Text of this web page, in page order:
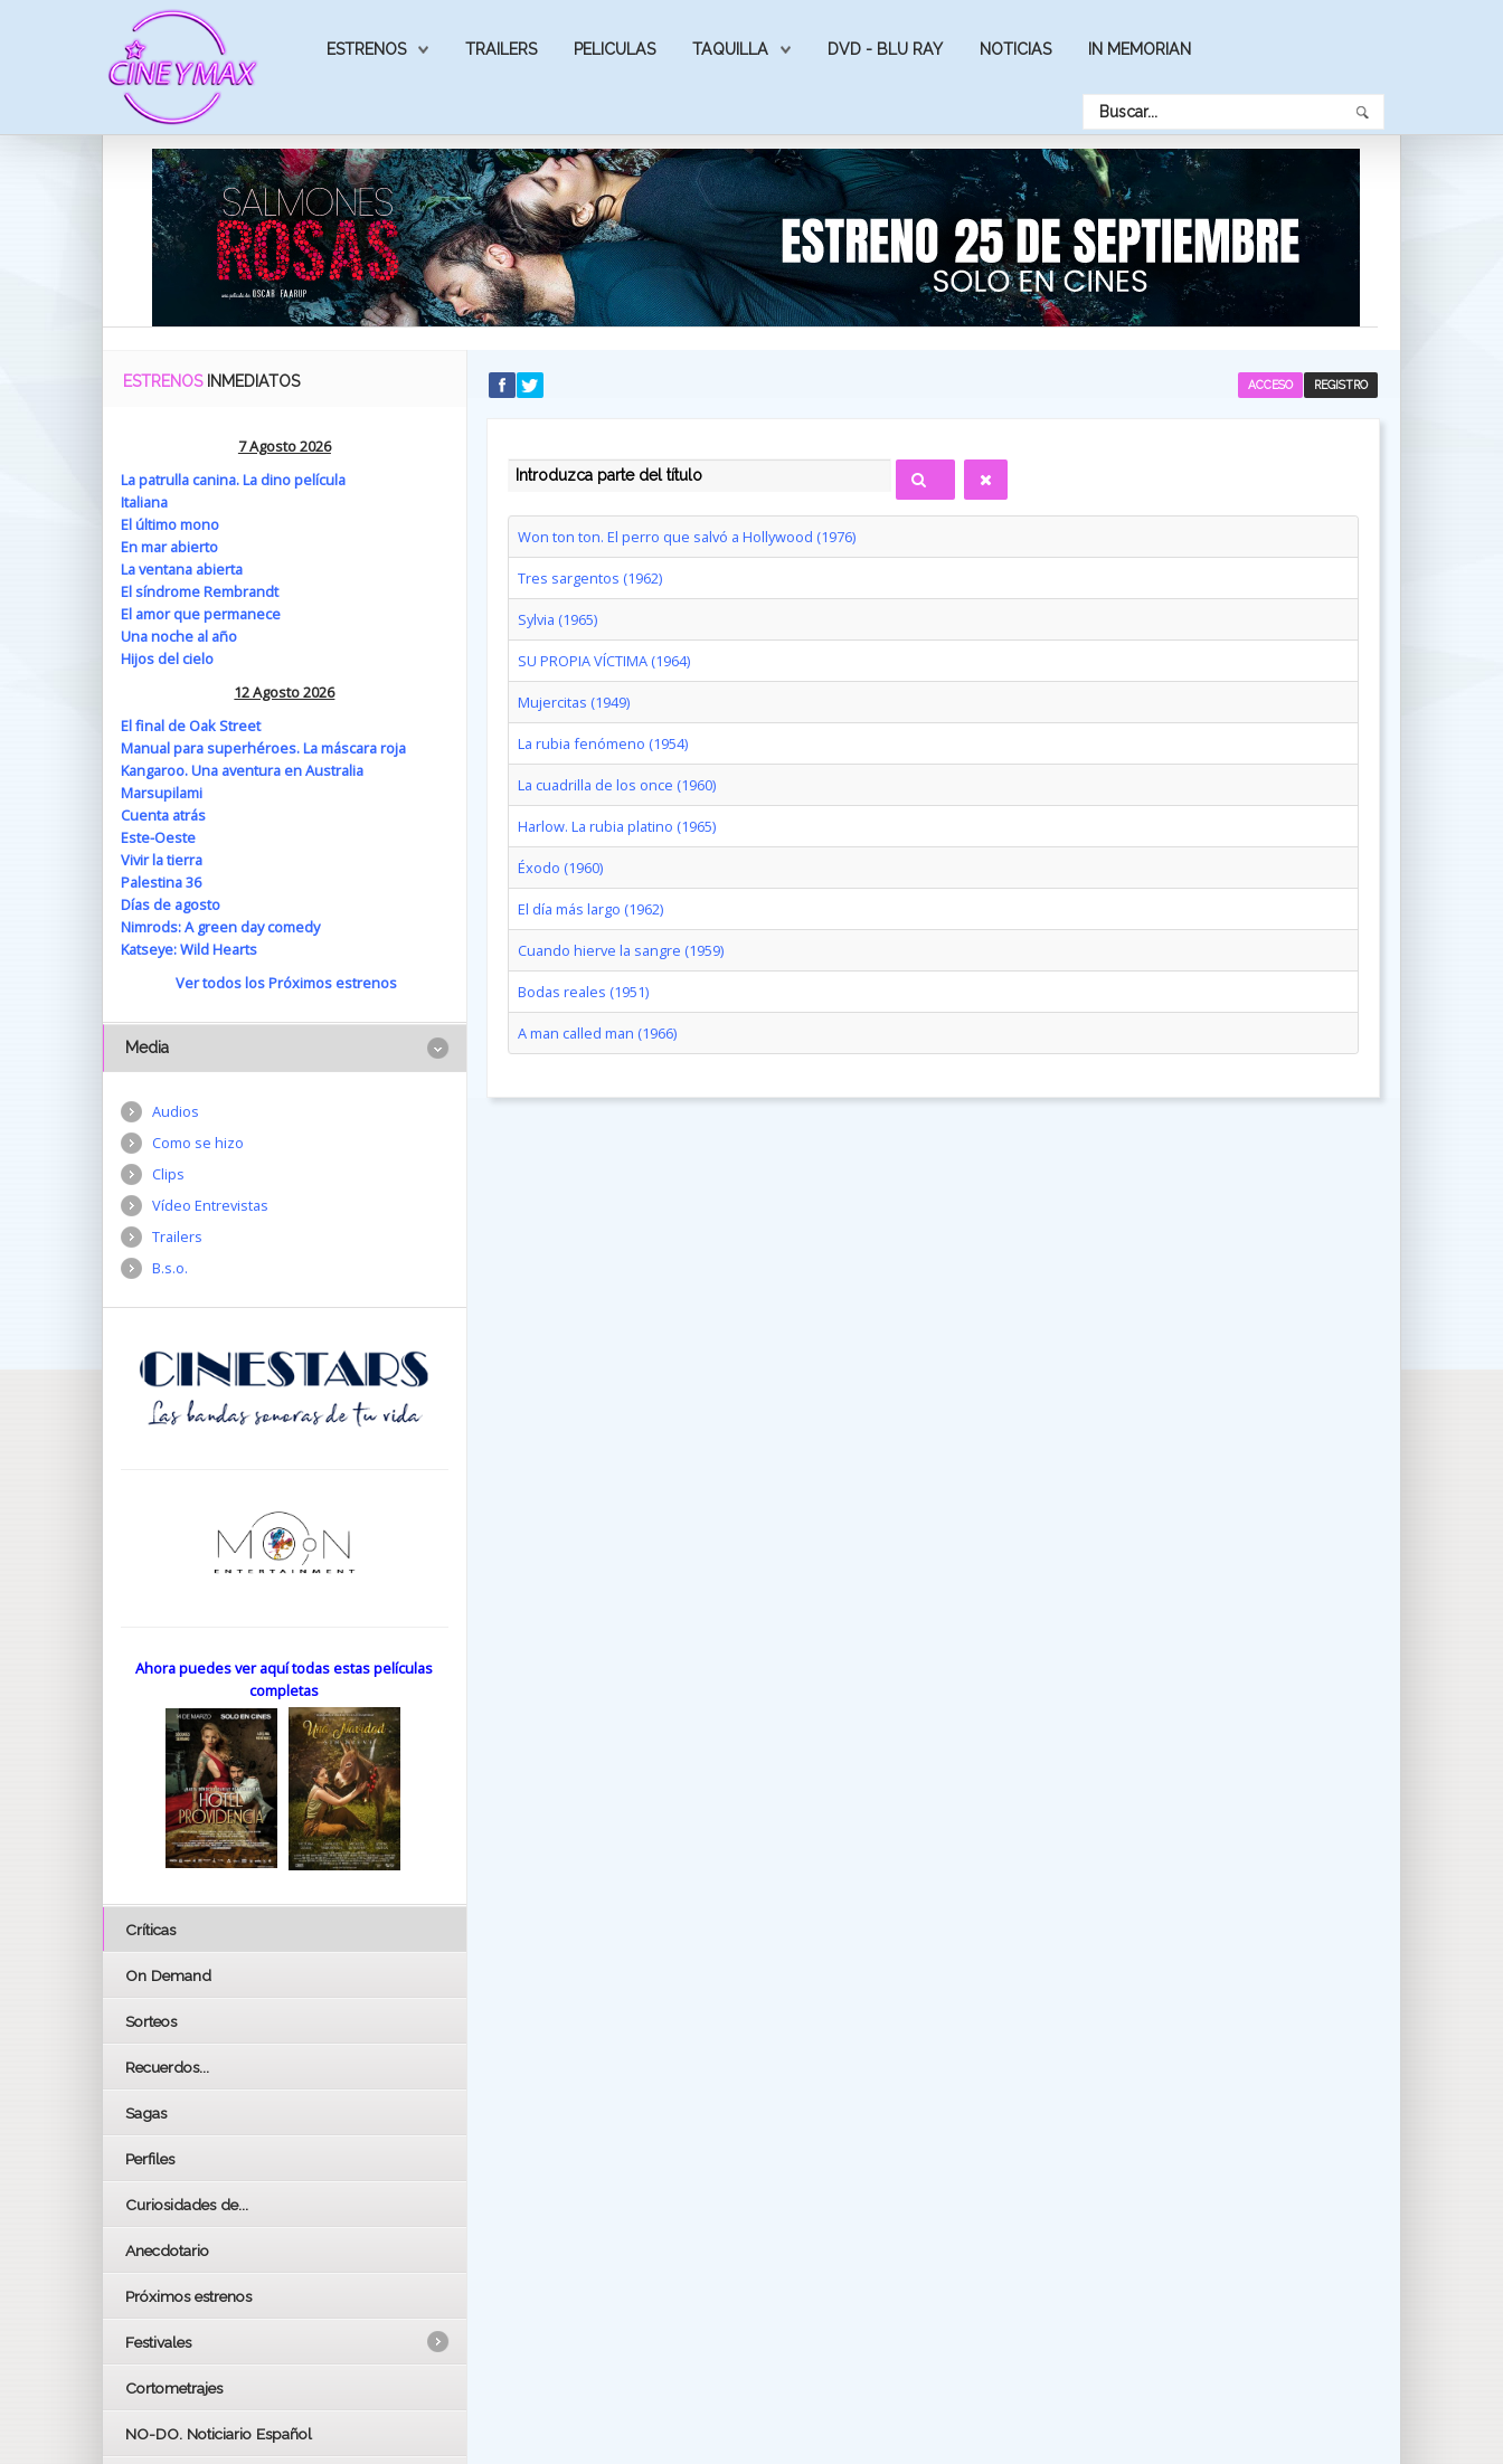
ESTRENOS TRAILERS PELICULAS TAQUILLA DVD - BLU RAY NOTICIAS IN MEMORIAN
REGISTRO
ACCESO
INTRODUZCA PARTE DEL TÍTULO
Won ton ton. El perro que salvó a Hollywood (1976)
Tres sargentos (1962)
Sylvia (1965)
SU PROPIA VÍCTIMA (1964)
Mujercitas (1949)
La rubia fenómeno (1954)
La cuadrilla de los once (1960)
Harlow. La rubia platino (1965)
Éxodo (1960)
El día más largo (1962)
Cuando hierve la sangre (1959)
Bodas reales (1951)
A man called man (1966)
ESTRENOS INMEDIATOS
7 Agosto 2026
La patrulla canina. La dino película
Italiana
El último mono
En mar abierto
La ventana abierta
El síndrome Rembrandt
El amor que permanece
Una noche al año
Hijos del cielo
12 Agosto 2026
El final de Oak Street
Manual para superhéroes. La máscara roja
Kangaroo. Una aventura en Australia
Marsupilami
Cuenta atrás
Este-Oeste
Vivir la tierra
Palestina 36
Días de agosto
Nimrods: A green day comedy
Katseye: Wild Hearts
Ver todos los Próximos estrenos
Media
Audios
Como se hizo
Clips
Vídeo Entrevistas
Trailers
B.s.o.
Ahora puedes ver aquí todas estas películas
completas
Críticas
On Demand
Sorteos
Recuerdos...
Sagas
Perfiles
Curiosidades de...
Anecdotario
Próximos estrenos
Festivales
LOS OSCARS
Cortometrajes
NO-DO. Noticiario Español